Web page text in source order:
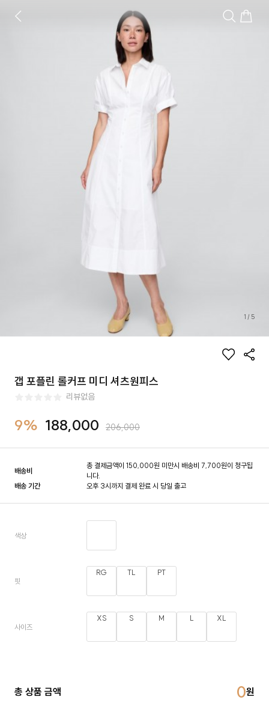
1 / 5
갭 포플린 롤커프 미디 셔츠원피스
리뷰없음
9% 188,000 206,000
배송비
총 결제금액이 150,000원 미만시 배송비 7,700원이 청구됩
니다.
배송 기간
오후 3시까지 결제 완료 시 당일 출고
색상
핏
RG TL PT
사이즈
XS S M L XL
총 상품 금액 0